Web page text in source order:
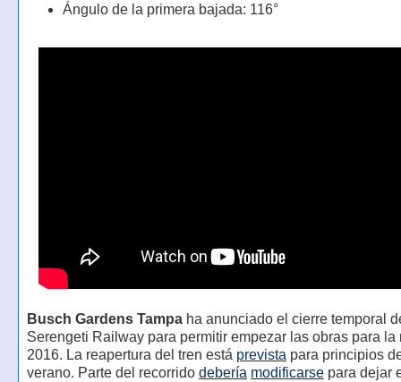
Ángulo de la primera bajada: 116°
Busch Gardens Tampaha anunciado el cierre temporal
Serengeti Railway para permitir empezar las obras para la
2016. La reapertura del tren está prevista para principios
verano. Parte del recorrido debería modificarsepara dejar